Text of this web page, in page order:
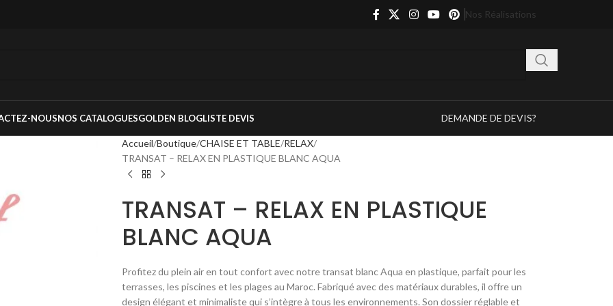
Nos Réalisations
NOUSNOS CATALOGUESGOLDEN BLOGLISTE DEVIS DEMANDE DE DEVIS?
Accueil Boutique CHAISE ET TABLE RELAX
TRANSAT – RELAX EN PLASTIQUE BLANC AQUA
TRANSAT – RELAX EN PLASTIQUE
BLANC AQUA
Profitez du plein air en tout confort avec notre transat blanc Aqua en plastique, parfait pour les
terrasses, les piscines et les plages au Maroc. Fabriqué avec des matériaux durables, il offre un
design élégant et minimaliste qui s’intègre à tous les environnements. Son dossier réglable et